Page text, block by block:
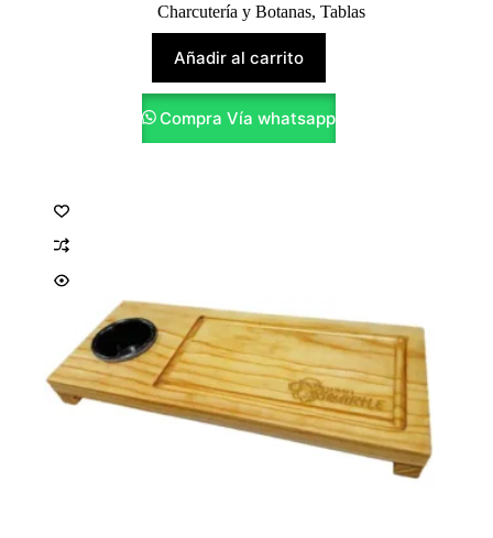
Charcutería y Botanas, Tablas
Añadir al carrito
Compra Vía whatsapp